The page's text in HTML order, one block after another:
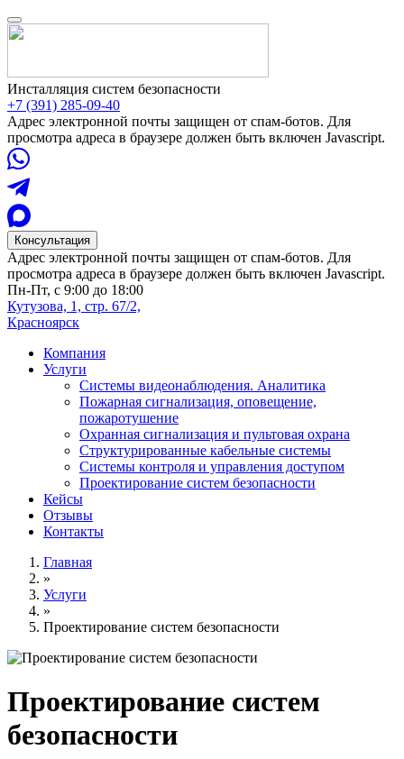
Инсталляция систем безопасности
+7 (391) 285-09-40
Адрес электронной почты защищен от спам-ботов. Для
просмотра адреса в браузере должен быть включен Javascript.
Консультация
Адрес электронной почты защищен от спам-ботов. Для
просмотра адреса в браузере должен быть включен Javascript.
Пн-Пт, с 9:00 до 18:00
Кутузова, 1, стр. 67/2,
Красноярск
Компания
Услуги
Системы видеонаблюдения. Аналитика
Пожарная сигнализация, оповещение,
пожаротушение
Охранная сигнализация и пультовая охрана
Структурированные кабельные системы
Системы контроля и управления доступом
Проектирование систем безопасности
Кейсы
Отзывы
Контакты
Главная
»
Услуги
»
Проектирование систем безопасности
Проектирование систем
безопасности